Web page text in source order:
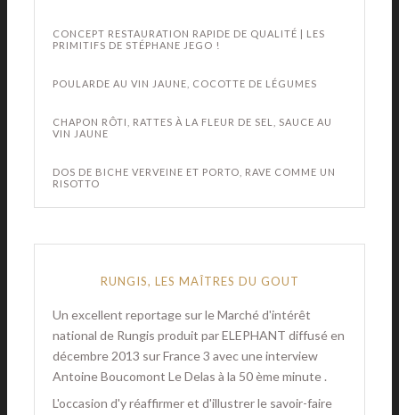
CONCEPT RESTAURATION RAPIDE DE QUALITÉ | LES
PRIMITIFS DE STÉPHANE JEGO !
POULARDE AU VIN JAUNE, COCOTTE DE LÉGUMES
CHAPON RÔTI, RATTES À LA FLEUR DE SEL, SAUCE AU
VIN JAUNE
DOS DE BICHE VERVEINE ET PORTO, RAVE COMME UN
RISOTTO
RUNGIS, LES MAÎTRES DU GOUT
Un excellent reportage sur le Marché d'intérêt
national de Rungis produit par ELEPHANT diffusé en
décembre 2013 sur France 3 avec une interview
Antoine Boucomont Le Delas à la 50 ème minute .
L'occasion d'y réaffirmer et d'illustrer le savoir-faire